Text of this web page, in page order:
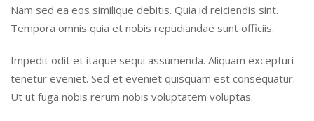
Nam sed ea eos similique debitis. Quia id reiciendis sint.
Tempora omnis quia et nobis repudiandae sunt officiis.
Impedit odit et itaque sequi assumenda. Aliquam excepturi
tenetur eveniet. Sed et eveniet quisquam est consequatur.
Ut ut fuga nobis rerum nobis voluptatem voluptas.